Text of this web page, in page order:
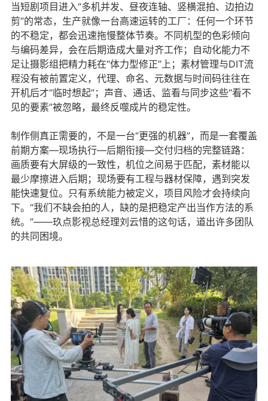
当短剧项目进入“多机并发、昼夜连轴、竖横混拍、边拍边
剪”的常态，生产就像一台高速运转的工厂：任何一个环节
的不稳定，都会迅速拖慢整体节奏。不同机型的色彩倾向
与编码差异，会在后期造成大量对齐工作；自动化能力不
足让摄影组把精力耗在“体力型修正”上；素材管理与DIT流
程没有被前置定义，代理、命名、元数据与时间码往往在
开机后才“临时想起”；声音、通话、监看与同步这些“看不
见的要素”被忽略，最终反噬成片的稳定性。
制作侧真正需要的，不是一台“更强的机器”，而是一套覆盖
前期方案—现场执行—后期衔接—交付归档的完整链路：
画质要有大屏级的一致性，机位之间易于匹配，素材能以
最少摩擦进入后期；现场要有工程与器材保障，遇到突发
能快速复位。只有系统能力被定义，项目风险才会持续向
下。“我们不缺会拍的人，缺的是把稳定产出当作方法的系
统。”——玖点影视总经理刘云惜的这句话，道出许多团队
的共同困境。